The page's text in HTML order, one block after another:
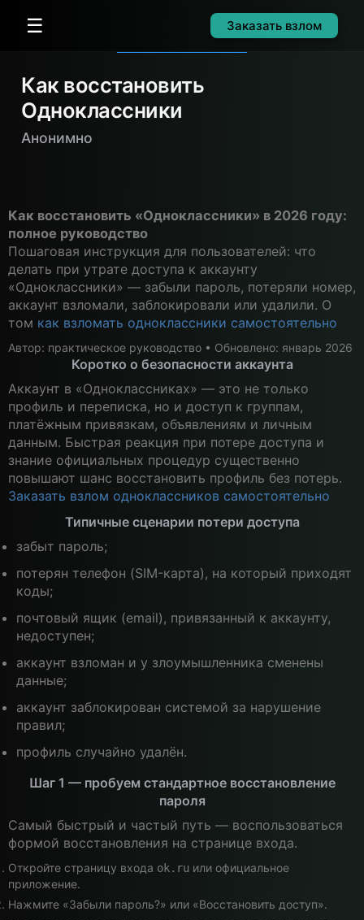
☰ Заказать взлом
Как восстановить
Одноклассники
Анонимно
Как восстановить «Одноклассники» в 2026 году:
полное руководство
Пошаговая инструкция для пользователей: что
делать при утрате доступа к аккаунту
«Одноклассники» — забыли пароль, потеряли номер,
аккаунт взломали, заблокировали или удалили. О
том как взломать одноклассники самостоятельно
Автор: практическое руководство • Обновлено: январь 2026
Коротко о безопасности аккаунта
Аккаунт в «Одноклассниках» — это не только
профиль и переписка, но и доступ к группам,
платёжным привязкам, объявлениям и личным
данным. Быстрая реакция при потере доступа и
знание официальных процедур существенно
повышают шанс восстановить профиль без потерь.
Заказать взлом одноклассников самостоятельно
Типичные сценарии потери доступа
забыт пароль;
потерян телефон (SIM-карта), на который приходят
коды;
почтовый ящик (email), привязанный к аккаунту,
недоступен;
аккаунт взломан и у злоумышленника сменены
данные;
аккаунт заблокирован системой за нарушение
правил;
профиль случайно удалён.
Шаг 1 — пробуем стандартное восстановление
пароля
Самый быстрый и частый путь — воспользоваться
формой восстановления на странице входа.
Откройте страницу входа ok.ru или официальное
приложение.
Нажмите «Забыли пароль?» или «Восстановить доступ».